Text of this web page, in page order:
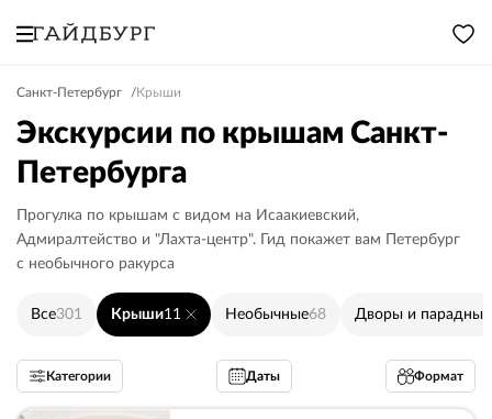
Санкт-Петербург Крыши
Экскурсии по крышам Санкт-
Петербурга
Прогулка по крышам с видом на Исаакиевский,
Адмиралтейство и "Лахта-центр"‎. Гид покажет вам Петербург
с необычного ракурса
Все301 Крыши11 Необычные68 Дворы и парадные
Категории Даты Формат